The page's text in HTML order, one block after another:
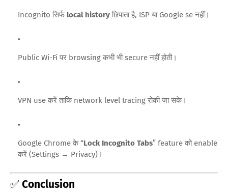
Incognito सिर्फ local history छिपाता है, ISP या Google se नहीं।
Public Wi-Fi पर browsing कभी भी secure नहीं होती।
VPN use करें ताकि network level tracing रोकी जा सके।
Google Chrome के “Lock Incognito Tabs” feature को enable
करें (Settings → Privacy)।
✅ Conclusion